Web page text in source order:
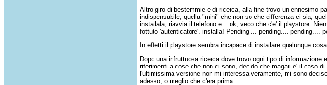
Altro giro di bestemmie e di ricerca, alla fine trovo un ennesimo
indispensabile, quella "mini" che non so che differenza ci sia,
installala, riavvia il telefono e... ok, vedo che c'e' il playstore.
fottuto 'autenticatore', installa! Pending.... pending.... pending....
In effetti il playstore sembra incapace di installare qualunque
Dopo una infruttuosa ricerca dove trovo ogni tipo di
riferimenti a cose che non ci sono, decido che magari e' il caso
l'ultimissima versione non mi interessa veramente, mi sono
adesso, o meglio che c'era prima.